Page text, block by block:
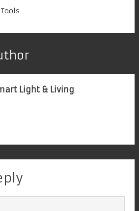
Light & Living